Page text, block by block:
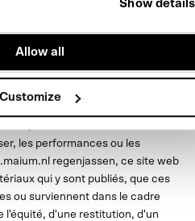
Show details
Allow all
Customize
y compris, mais sans s'y limiter,
spéciaux, consécutifs, punitifs
pour perte d'utilisation, de
actifs incorporels, les dommages
les performances ou les
regenjassen, ce site web
qui y sont publiés, que ces
ou surviennent dans le cadre
l'équité, d'une restitution, d'un